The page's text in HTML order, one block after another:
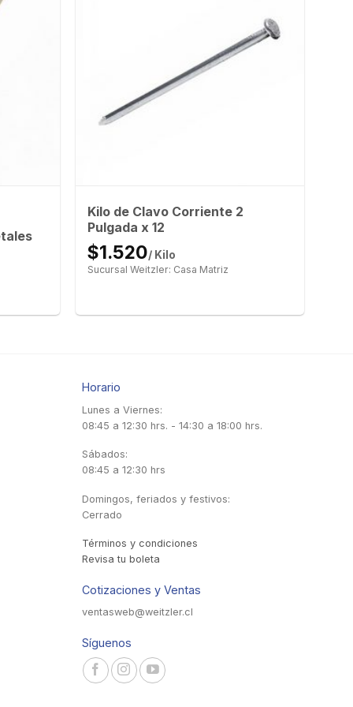
Kilo de Clavo Corriente 2
Pulgada x 12
$1.520/ Kilo
Sucursal Weitzler: Casa Matriz
Horario
Lunes a Viernes:
08:45 a 12:30 hrs. - 14:30 a 18:00 hrs.
Sábados:
08:45 a 12:30 hrs
Domingos, feriados y festivos:
Cerrado
Términos y condiciones
Revisa tu boleta
Cotizaciones y Ventas
ventasweb@weitzler.cl
Síguenos